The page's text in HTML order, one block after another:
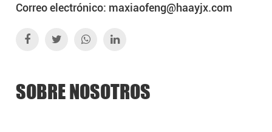
Correo electrónico: maxiaofeng@haayjx.com
SOBRE NOSOTROS